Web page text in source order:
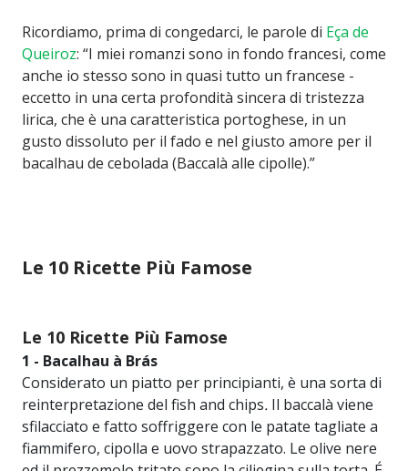
Ricordiamo, prima di congedarci, le parole di Eça de
Queiroz: “I miei romanzi sono in fondo francesi, come
anche io stesso sono in quasi tutto un francese -
eccetto in una certa profondità sincera di tristezza
lirica, che è una caratteristica portoghese, in un
gusto dissoluto per il fado e nel giusto amore per il
bacalhau de cebolada (Baccalà alle cipolle).”
Le 10 Ricette Più Famose
Le 10 Ricette Più Famose
1 - Bacalhau à Brás
Considerato un piatto per principianti, è una sorta di
reinterpretazione del fish and chips. Il baccalà viene
sfilacciato e fatto soffriggere con le patate tagliate a
fiammifero, cipolla e uovo strapazzato. Le olive nere